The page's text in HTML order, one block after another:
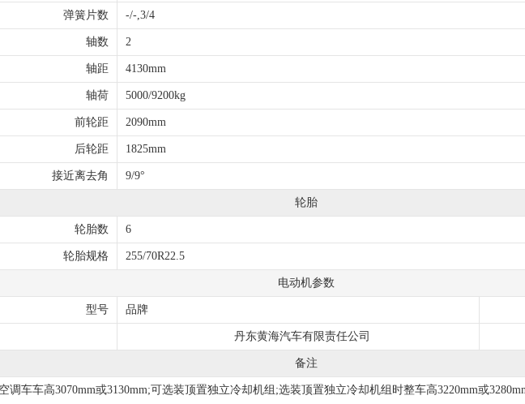
弹簧片数 -/-,3/4
轴数 2
轴距 4130mm
轴荷 5000/9200kg
前轮距 2090mm
后轮距 1825mm
接近离去角 9/9°
轮胎
轮胎数 6
轮胎规格 255/70R22.5
电动机参数
型号 品牌
丹东黄海汽车有限责任公司
备注
调车车高3070mm或3130mm;可选装顶置独立冷却机组;选装顶置独立冷却机组时整车高3220mm或